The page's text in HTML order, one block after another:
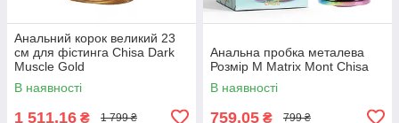
Анальний корок великий 23
см для фістинга Chisa Dark
Muscle Gold
В наявності
1 511,16 ₴ 1 799 ₴
Анальна пробка металева
Розмір М Matrix Mont Chisa
В наявності
759,05 ₴ 799 ₴